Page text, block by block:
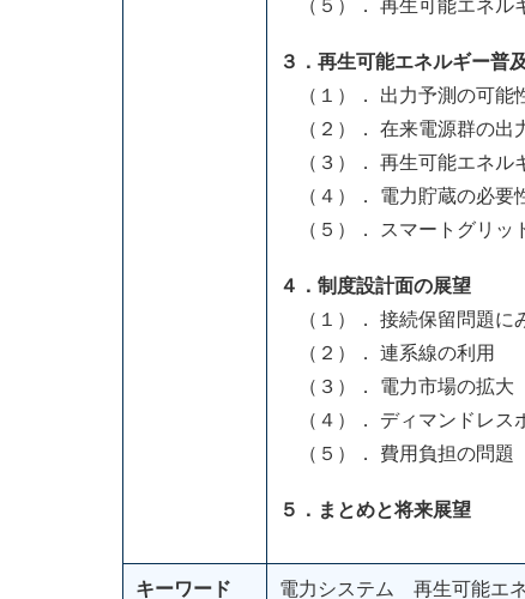
（５）． 再生可能エネル
３．再生可能エネルギー普
（１）． 出力予測の可能
（２）． 在来電源群の出
（３）． 再生可能エネル
（４）． 電力貯蔵の必要
（５）． スマートグリッ
４．制度設計面の展望
（１）． 接続保留問題に
（２）． 連系線の利用
（３）． 電力市場の拡大
（４）． ディマンドレス
（５）． 費用負担の問題
５．まとめと将来展望
キーワード
電力システム 再生可能